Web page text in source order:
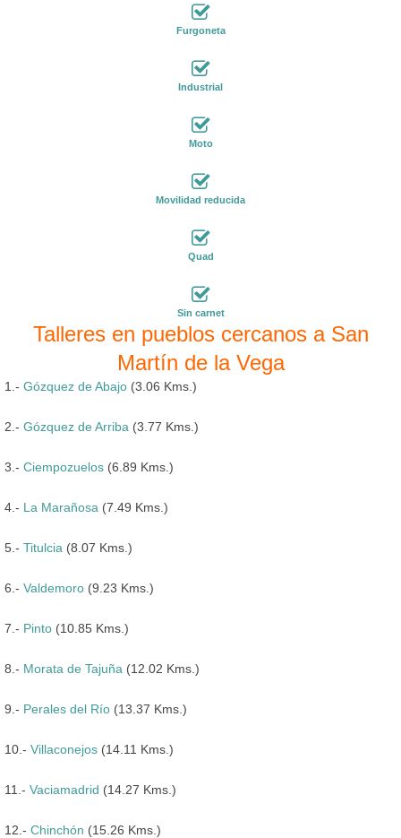
Furgoneta
Industrial
Moto
Movilidad reducida
Quad
Sin carnet
Talleres en pueblos cercanos a San
Martín de la Vega
1.- Gózquez de Abajo (3.06 Kms.)
2.- Gózquez de Arriba (3.77 Kms.)
3.- Ciempozuelos (6.89 Kms.)
4.- La Marañosa (7.49 Kms.)
5.- Titulcia (8.07 Kms.)
6.- Valdemoro (9.23 Kms.)
7.- Pinto (10.85 Kms.)
8.- Morata de Tajuña (12.02 Kms.)
9.- Perales del Río (13.37 Kms.)
10.- Villaconejos (14.11 Kms.)
11.- Vaciamadrid (14.27 Kms.)
12.- Chinchón (15.26 Kms.)